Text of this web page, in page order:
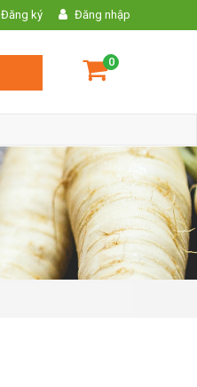
Đăng ký Đăng nhập
0